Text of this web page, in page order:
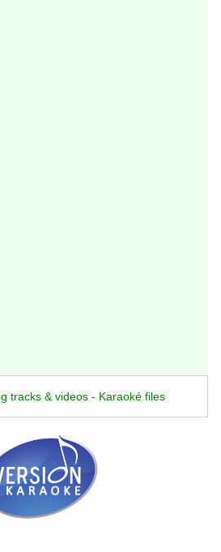
tracks & videos - Karaoké files